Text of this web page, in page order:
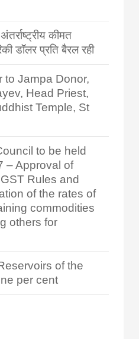
कीमत
डॉलर प्रति बैरल रही
to Jampa Donor,
Head Priest,
Temple, St
to be held
– Approval of
Rules and
of the rates of
commodities
others for
of the
per cent